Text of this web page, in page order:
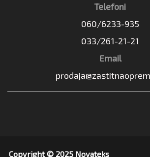
Telefoni
060/6233-935
033/261-21-21
Email
Copyright © 2025 Novateks